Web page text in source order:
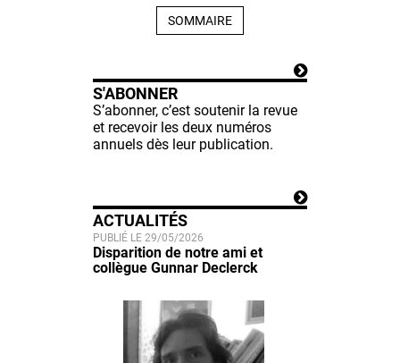
SOMMAIRE
S'ABONNER
S’abonner, c’est soutenir la revue
et recevoir les deux numéros
annuels dès leur publication.
ACTUALITÉS
PUBLIÉ LE 29/05/2026
Disparition de notre ami et
collègue Gunnar Declerck